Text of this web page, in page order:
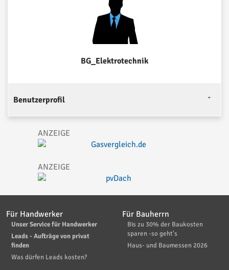
BG_Elektrotechnik
Benutzerprofil
Für Handwerker
Unser Service für Handwerker
Leads - Aufträge von privat
finden
Was dürfen Leads kosten?
Für Bauherrn
Bis zu 30% der Baukosten
sparen -so geht's
Haus- und Baumessen 2026